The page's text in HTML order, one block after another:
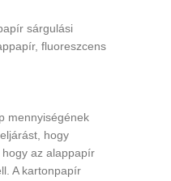
sárgulási
fluoreszcens
mennyiségének
hogy
az alappapír
A kartonpapír